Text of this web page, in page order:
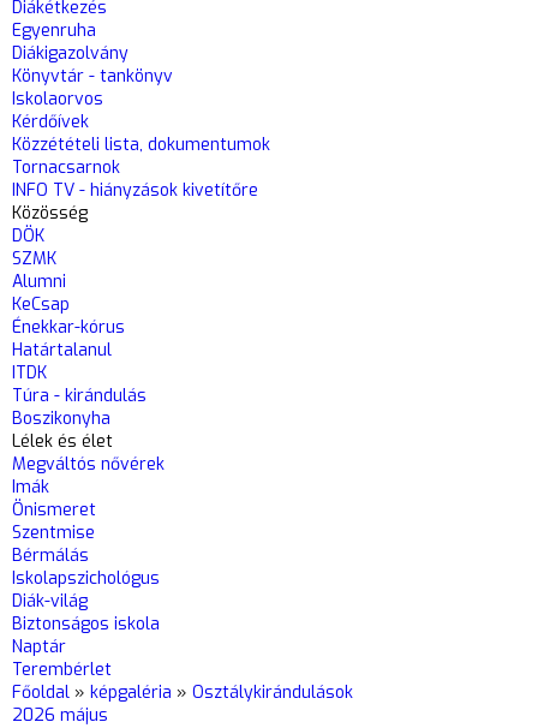
Diákétkezés
Egyenruha
Diákigazolvány
Könyvtár - tankönyv
Iskolaorvos
Kérdőívek
Közzétételi lista, dokumentumok
Tornacsarnok
INFO TV - hiányzások kivetítőre
Közösség
DÖK
SZMK
Alumni
KeCsap
Énekkar-kórus
Határtalanul
ITDK
Túra - kirándulás
Boszikonyha
Lélek és élet
Megváltós nővérek
Imák
Önismeret
Szentmise
Bérmálás
Iskolapszichológus
Diák-világ
Biztonságos iskola
Naptár
Terembérlet
Főoldal » képgaléria » Osztálykirándulások
2026 május